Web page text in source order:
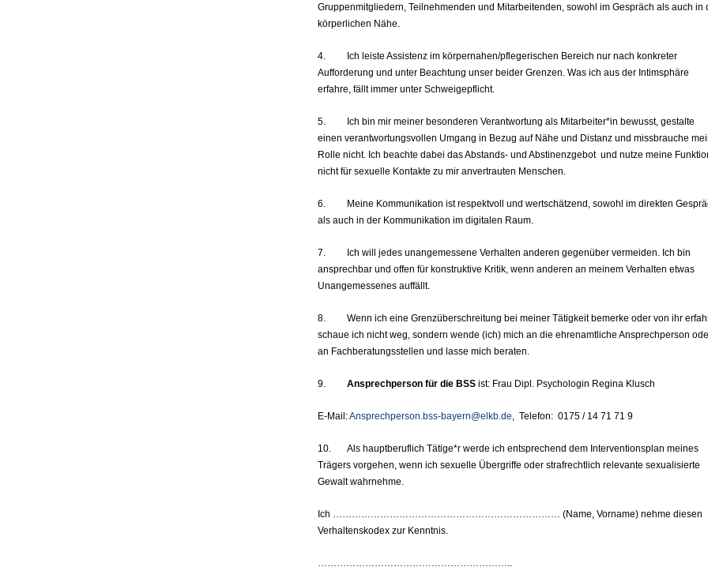
Gruppenmitgliedern, Teilnehmenden und Mitarbeitenden, sowohl im Gespräch als auch in
körperlichen Nähe.
4. Ich leiste Assistenz im körpernahen/pflegerischen Bereich nur nach konkreter
Aufforderung und unter Beachtung unser beider Grenzen. Was ich aus der Intimsphäre
erfahre, fällt immer unter Schweigepflicht.
5. Ich bin mir meiner besonderen Verantwortung als Mitarbeiter*in bewusst, gestalte
einen verantwortungsvollen Umgang in Bezug auf Nähe und Distanz und missbrauche
Rolle nicht. Ich beachte dabei das Abstands- und Abstinenzgebot und nutze meine
nicht für sexuelle Kontakte zu mir anvertrauten Menschen.
6. Meine Kommunikation ist respektvoll und wertschätzend, sowohl im direkten
als auch in der Kommunikation im digitalen Raum.
7. Ich will jedes unangemessene Verhalten anderen gegenüber vermeiden. Ich bin
ansprechbar und offen für konstruktive Kritik, wenn anderen an meinem Verhalten etwas
Unangemessenes auffällt.
8. Wenn ich eine Grenzüberschreitung bei meiner Tätigkeit bemerke oder von ihr
schaue ich nicht weg, sondern wende (ich) mich an die ehrenamtliche Ansprechperson
an Fachberatungsstellen und lasse mich beraten.
9. Ansprechperson für die BSS ist: Frau Dipl. Psychologin Regina Klusch
E-Mail:Ansprechperson.bss-bayern@elkb.de , Telefon: 0175 / 14 71 71 9
10. Als hauptberuflich Tätige*r werde ich entsprechend dem Interventionsplan meines
Trägers vorgehen, wenn ich sexuelle Übergriffe oder strafrechtlich relevante sexualisierte
Gewalt wahrnehme.
Ich ……………………………………………………………… (Name, Vorname) nehme diesen
Verhaltenskodex zur Kenntnis.